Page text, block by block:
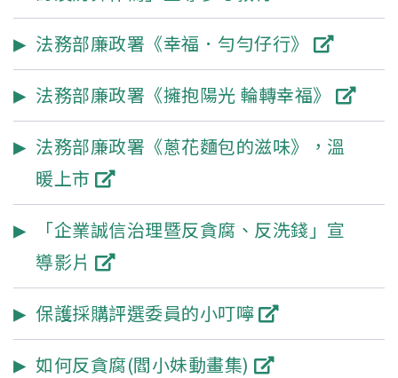
法務部廉政署《幸福．勻勻仔行》
法務部廉政署《擁抱陽光 輪轉幸福》
法務部廉政署《蔥花麵包的滋味》，溫
暖上市
「企業誠信治理暨反貪腐、反洗錢」宣
導影片
保護採購評選委員的小叮嚀
如何反貪腐(閻小妹動畫集)